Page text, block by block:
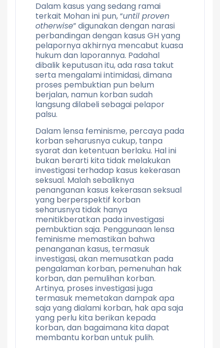
Dalam kasus yang sedang ramai
terkait Mohan ini pun, “until proven
otherwise” digunakan dengan narasi
perbandingan dengan kasus GH yang
pelapornya akhirnya mencabut kuasa
hukum dan laporannya. Padahal
dibalik keputusan itu, ada rasa takut
serta mengalami intimidasi, dimana
proses pembuktian pun belum
berjalan, namun korban sudah
langsung dilabeli sebagai pelapor
palsu.
Dalam lensa feminisme, percaya pada
korban seharusnya cukup, tanpa
syarat dan ketentuan berlaku. Hal ini
bukan berarti kita tidak melakukan
investigasi terhadap kasus kekerasan
seksual. Malah sebaliknya
penanganan kasus kekerasan seksual
yang berperspektif korban
seharusnya tidak hanya
menitikberatkan pada investigasi
pembuktian saja. Penggunaan lensa
feminisme memastikan bahwa
penanganan kasus, termasuk
investigasi, akan memusatkan pada
pengalaman korban, pemenuhan hak
korban, dan pemulihan korban.
Artinya, proses investigasi juga
termasuk memetakan dampak apa
saja yang dialami korban, hak apa saja
yang perlu kita berikan kepada
korban, dan bagaimana kita dapat
membantu korban untuk pulih.